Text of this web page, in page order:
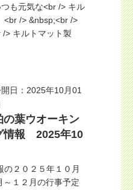
つも元気な<br /> キル
<br /> &nbsp;<br />
> キルトマット製
日：2025年10月01
の葉ウオーキン
情報 2025年10
の２０２５年１０月
１２月の行事予定